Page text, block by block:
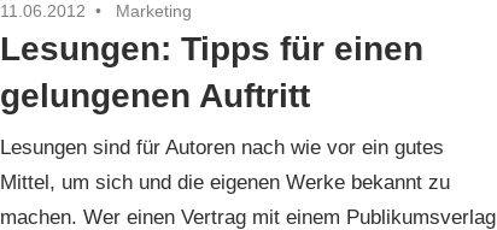
11.06.2012 Marketing
Lesungen: Tipps für einen
gelungenen Auftritt
Lesungen sind für Autoren nach wie vor ein gutes
Mittel, um sich und die eigenen Werke bekannt zu
machen. Wer einen Vertrag mit einem Publikumsverlag